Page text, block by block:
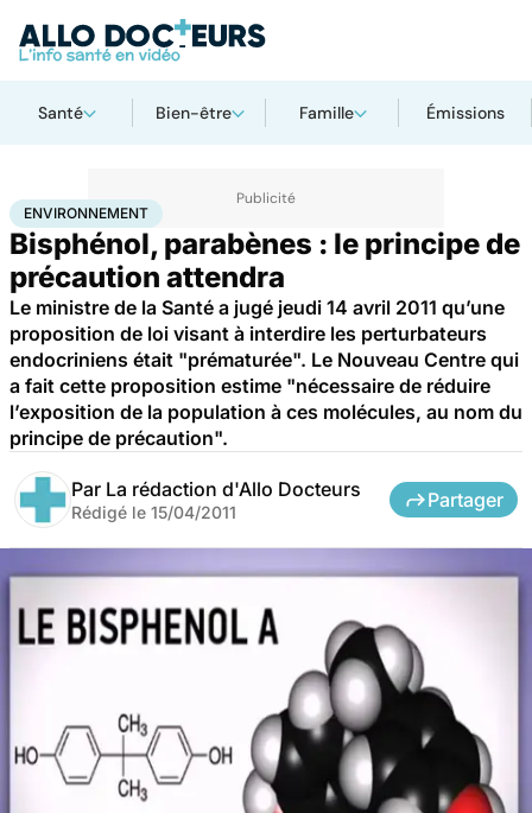
Santé Bien-être Famille Émissions
AccueilSantéMaladies Drogues et addictions
ENVIRONNEMENT
Bisphénol, parabènes : le principe de
précaution attendra
Le ministre de la Santé a jugé jeudi 14 avril 2011 qu’une
proposition de loi visant à interdire les perturbateurs
endocriniens était "prématurée". Le Nouveau Centre qui
a fait cette proposition estime "nécessaire de réduire
l’exposition de la population à ces molécules, au nom du
principe de précaution".
Par La rédaction d'Allo Docteurs
Rédigé le 15/04/2011
Partager